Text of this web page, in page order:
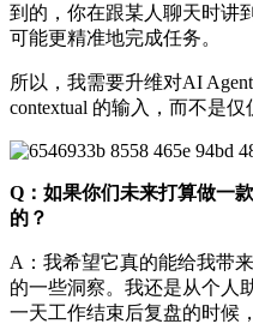
到的，你在跟某人聊天时讲
可能更精准地完成任务。
所以，我需要升维对AI
contextual 的输入，而不是仅
Q：如果你们未来打算做一
的？
A：我希望它真的能给我带
的一些洞察。我还是从个人
一天工作结束后复盘的时候